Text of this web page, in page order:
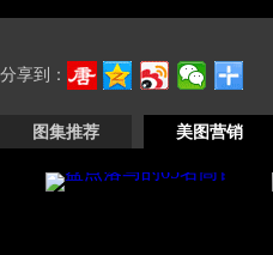
分享到：
图集推荐 美图营销